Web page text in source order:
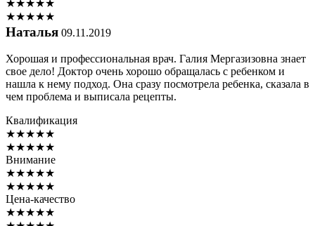
★★★★★
★★★★★
Наталья 09.11.2019
Хорошая и профессиональная врач. Галия Мергазизовна знает
свое дело! Доктор очень хорошо обращалась с ребенком и
нашла к нему подход. Она сразу посмотрела ребенка, сказала в
чем проблема и выписала рецепты.
Квалификация
★★★★★
★★★★★
Внимание
★★★★★
★★★★★
Цена-качество
★★★★★